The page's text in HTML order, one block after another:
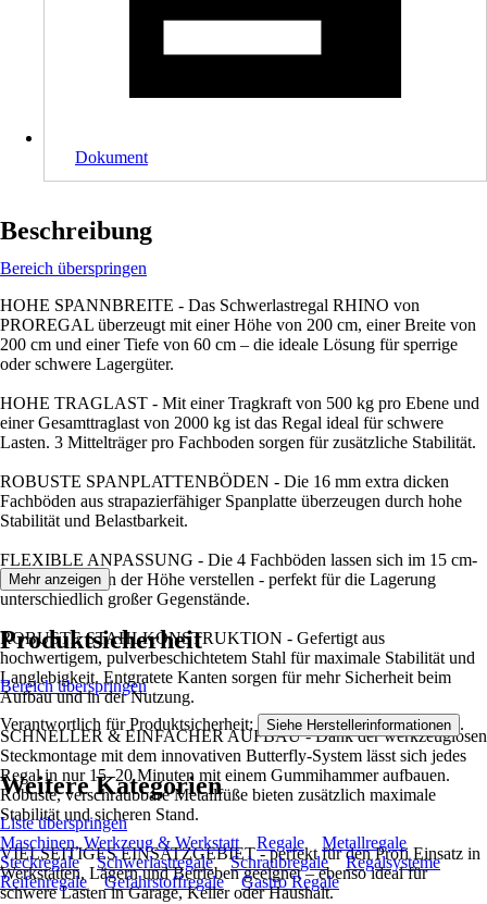
Dokument
Beschreibung
Bereich überspringen
HOHE SPANNBREITE - Das Schwerlastregal RHINO von
PROREGAL überzeugt mit einer Höhe von 200 cm, einer Breite von
200 cm und einer Tiefe von 60 cm – die ideale Lösung für sperrige
oder schwere Lagergüter.
HOHE TRAGLAST - Mit einer Tragkraft von 500 kg pro Ebene und
einer Gesamttraglast von 2000 kg ist das Regal ideal für schwere
Lasten. 3 Mittelträger pro Fachboden sorgen für zusätzliche Stabilität.
ROBUSTE SPANPLATTENBÖDEN - Die 16 mm extra dicken
Fachböden aus strapazierfähiger Spanplatte überzeugen durch hohe
Stabilität und Belastbarkeit.
FLEXIBLE ANPASSUNG - Die 4 Fachböden lassen sich im 15 cm-
Raster flexibel in der Höhe verstellen - perfekt für die Lagerung
unterschiedlich großer Gegenstände.
ROBUSTE STAHLKONSTRUKTION - Gefertigt aus
hochwertigem, pulverbeschichtetem Stahl für maximale Stabilität und
Langlebigkeit. Entgratete Kanten sorgen für mehr Sicherheit beim
Aufbau und in der Nutzung.
SCHNELLER & EINFACHER AUFBAU - Dank der werkzeuglosen
Steckmontage mit dem innovativen Butterfly-System lässt sich jedes
Regal in nur 15–20 Minuten mit einem Gummihammer aufbauen.
Robuste, verschraubbare Metallfüße bieten zusätzlich maximale
Stabilität und sicheren Stand.
VIELSEITIGES EINSATZGEBIET - perfekt für den Profi Einsatz in
Werkstätten, Lägern und Betrieben geeignet – ebenso ideal für
schwere Lasten in Garage, Keller oder Haushalt.
Mehr anzeigen
Produktsicherheit
Bereich überspringen
Verantwortlich für Produktsicherheit: Siehe Herstellerinformationen .
Weitere Kategorien
Liste überspringen
Maschinen, Werkzeug & Werkstatt
Regale
Metallregale
Steckregale
Schwerlastregale Schraubregale
Regalsysteme
Reifenregale
Gefahrstoffregale Gastro Regale